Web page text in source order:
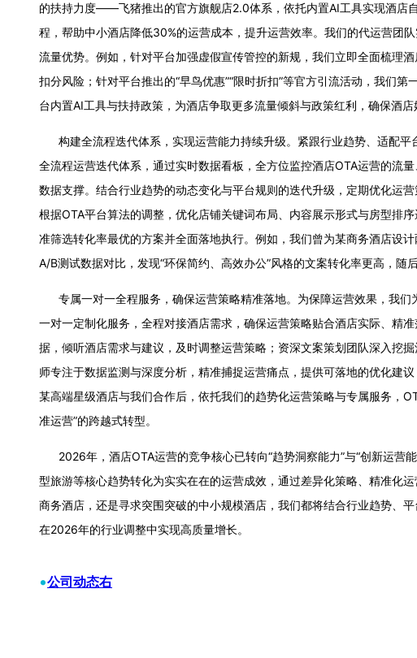
的扶持力度——飞猪推出的官方旗舰店2.0体系，依托内置AI工具实现酒店
程，帮助中小酒店降低30%的运营成本，提升运营效率。我们的代运营团
流量优势。例如，针对平台加强虚假宣传管控的新规，我们立即全面梳理
扣分风险；针对平台推出的“早鸟优惠”“限时折扣”等官方引流活动，我们
台内置AI工具与扶持政策，为酒店争取更多流量倾斜与政策红利，确保酒店
构建全流程迭代体系，实现运营能力持续升级。紧跟行业趋势、适配平
全流程运营迭代体系，通过实时数据看板，全方位监控酒店OTA运营的流
数据支撑。结合行业趋势的动态变化与平台规则的迭代升级，定期优化运
根据OTA平台算法的调整，优化店铺关键词布局、内容展示形式与房型排
准筛选转化率最优的方案并全面落地执行。例如，我们曾为某商务酒店设
A/B测试数据对比，发现“环保简约、高效办公”风格的文案转化率更高，随
专属一对一全程服务，确保运营策略精准落地。为保障运营效果，我们
一对一定制化服务，全程对接酒店需求，确保运营策略贴合酒店实际、精
据，倾听酒店需求与建议，及时调整运营策略；资深文案策划团队深入挖
师专注于数据监测与深度分析，精准捕捉运营痛点，提供可落地的优化建
某高端星级酒店与我们合作后，依托我们的趋势化运营策略与专属服务，
准运营”的跨越式转型。
2026年，酒店OTA运营的竞争核心已转向“趋势洞察能力”与“创新运营
型旅游等核心趋势转化为实实在在的运营成效，通过差异化策略、精准化
商务酒店，还是寻求突围突破的中小规模酒店，我们都将结合行业趋势、
在2026年的行业调整中实现高质量增长。
•公司动态右